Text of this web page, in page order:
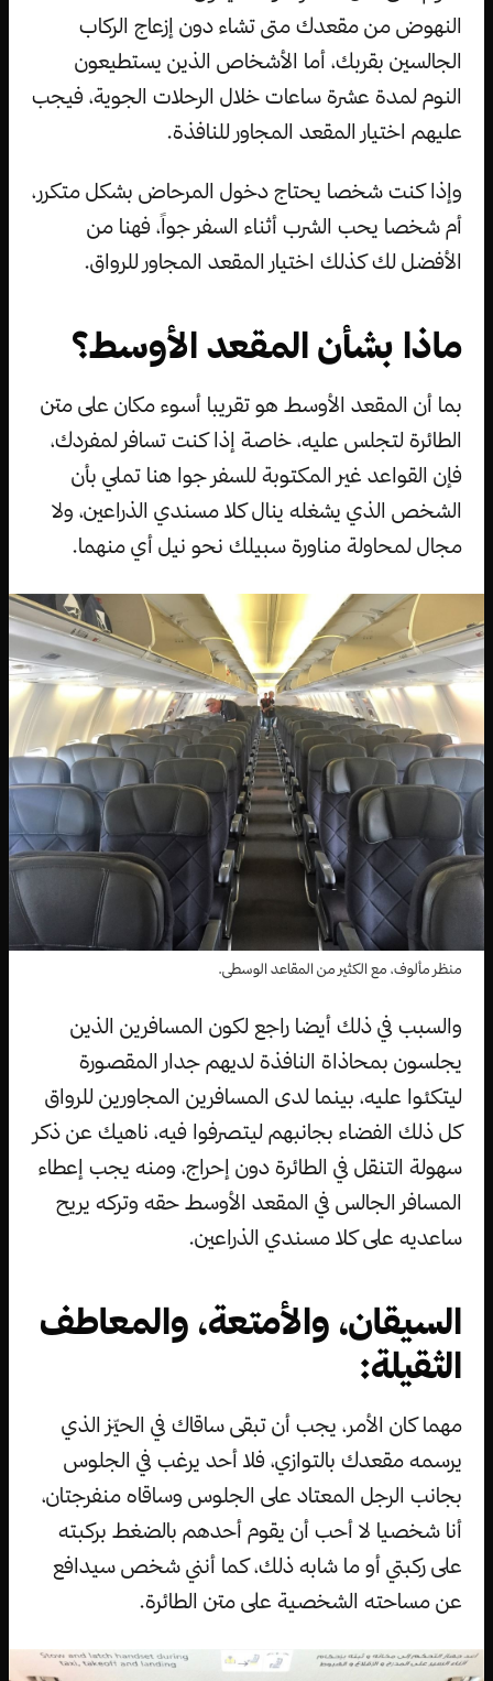
النهوض من مقعدك متى تشاء دون إزعاج الركاب
الجالسين بقربك، أما الأشخاص الذين يستطيعون
النوم لمدة عشرة ساعات خلال الرحلات الجوية، فيجب
عليهم اختيار المقعد المجاور للنافذة.
وإذا كنت شخصا يحتاج دخول المرحاض بشكل متكرر،
أم شخصا يحب الشرب أثناء السفر جواً، فهنا من
الأفضل لك كذلك اختيار المقعد المجاور للرواق.
ماذا بشأن المقعد الأوسط؟
بما أن المقعد الأوسط هو تقريبا أسوء مكان على متن
الطائرة لتجلس عليه، خاصة إذا كنت تسافر لمفردك،
فإن القواعد غير المكتوبة للسفر جوا هنا تملي بأن
الشخص الذي يشغله ينال كلا مسندي الذراعين، ولا
مجال لمحاولة مناورة سبيلك نحو نيل أي منهما.
منظر مألوف، مع الكثير من المقاعد الوسطى.
والسبب في ذلك أيضا راجع لكون المسافرين الذين
يجلسون بمحاذاة النافذة لديهم جدار المقصورة
ليتكئوا عليه، بينما لدى المسافرين المجاورين للرواق
كل ذلك الفضاء بجانبهم ليتصرفوا فيه، ناهيك عن ذكر
سهولة التنقل في الطائرة دون إحراج، ومنه يجب إعطاء
المسافر الجالس في المقعد الأوسط حقه وتركه يريح
ساعديه على كلا مسندي الذراعين.
السيقان، والأمتعة، والمعاطف
الثقيلة:
مهما كان الأمر، يجب أن تبقى ساقاك في الحيّز الذي
يرسمه مقعدك بالتوازي، فلا أحد يرغب في الجلوس
بجانب الرجل المعتاد على الجلوس وساقاه منفرجتان،
أنا شخصيا لا أحب أن يقوم أحدهم بالضغط بركبته
على ركبتي أو ما شابه ذلك، كما أنني شخص سيدافع
عن مساحته الشخصية على متن الطائرة.